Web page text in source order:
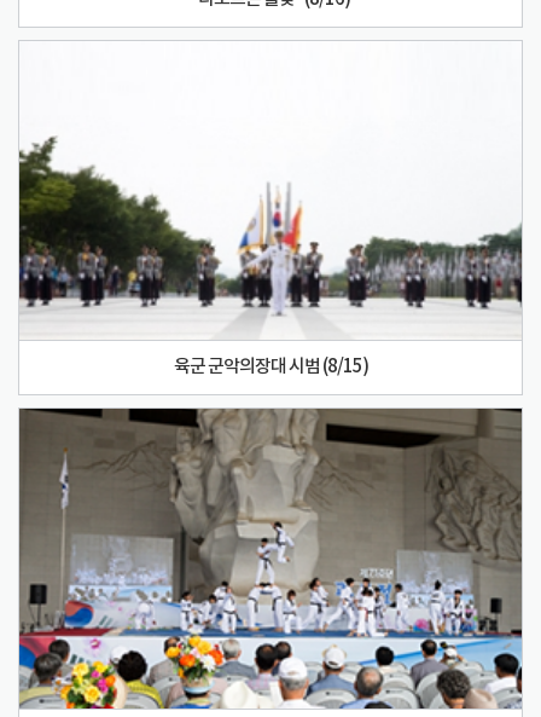
육군 군악의장대 시범 (8/15)